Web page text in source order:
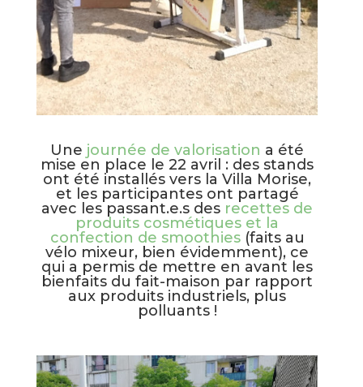
Une journée de valorisation a été
mise en place le 22 avril : des stands
ont été installés vers la Villa Morise,
et les participantes ont partagé
avec les passant.e.s des recettes de
produits cosmétiques et la
confection de smoothies(faits au
vélo mixeur, bien évidemment), ce
qui a permis de mettre en avant les
bienfaits du fait-maison par rapport
aux produits industriels, plus
polluants !